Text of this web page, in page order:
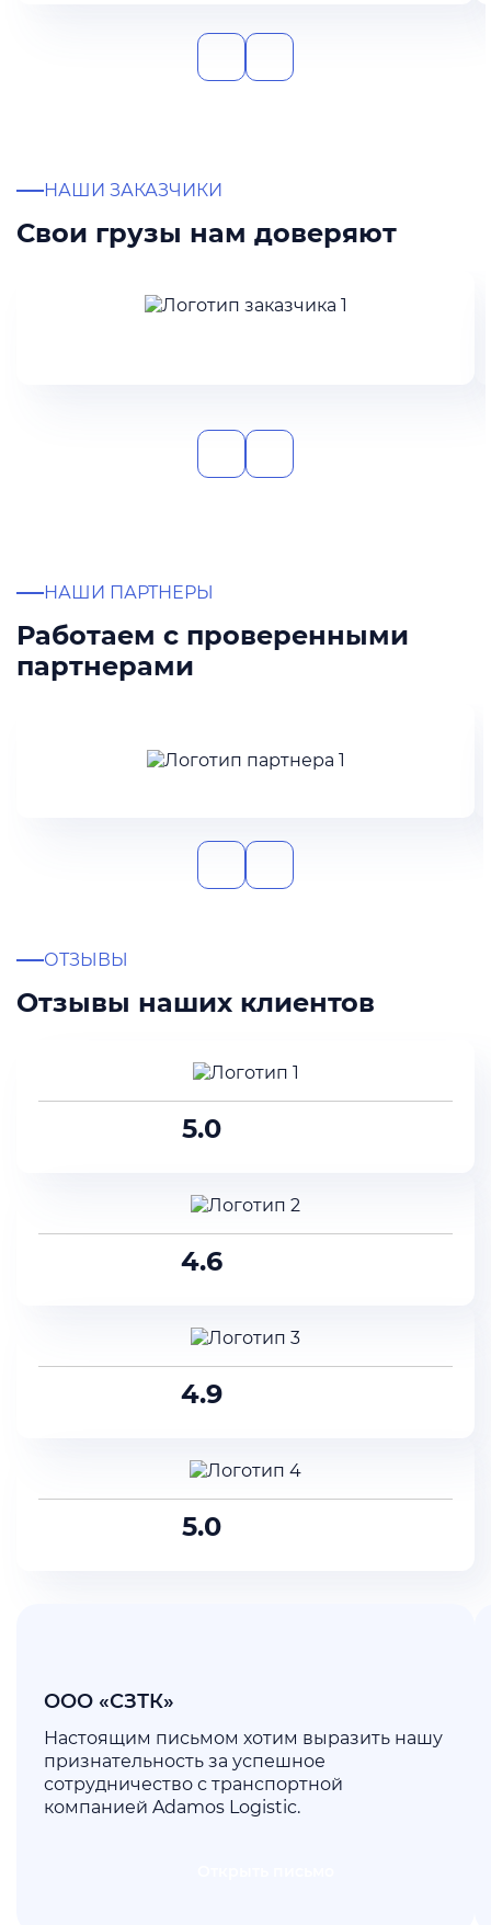
НАШИ ЗАКАЗЧИКИ
Свои грузы нам доверяют
НАШИ ПАРТНЕРЫ
Работаем с проверенными
партнерами
ОТЗЫВЫ
Отзывы наших клиентов
5.0
4.6
4.9
5.0
ООО «СЗТК»
Настоящим письмом хотим выразить нашу
признательность за успешное
сотрудничество с транспортной
компанией Adamos Logistic.